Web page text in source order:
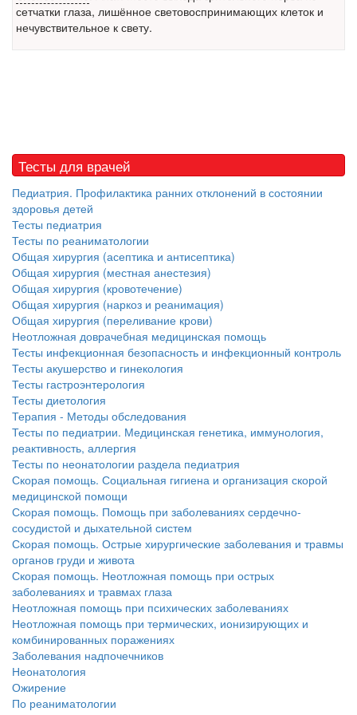
Местная анестезия развивает кардиотоксичность
осложнений от...
Закон о праве родителей находиться с детьми в
реанимации внесен в Госдуму
законопроект внесен в
палату на
рассмотрение. Суть его
заключается в
нахождении одного из
родителей в
бесплатно, в течении всего срока лечения...
сетчатки глаза, лишённое световоспринимающих клеток и
нечувствительное к свету.
Тесты для врачей
Педиатрия. Профилактика ранних отклонений в состоянии
здоровья детей
Тесты педиатрия
Тесты по реаниматологии
Общая хирургия (асептика и антисептика)
Общая хирургия (местная анестезия)
Общая хирургия (кровотечение)
Общая хирургия (наркоз и реанимация)
Общая хирургия (переливание крови)
Неотложная доврачебная медицинская помощь
Тесты инфекционная безопасность и инфекционный контроль
Тесты акушерство и гинекология
Тесты гастроэнтерология
Тесты диетология
Терапия - Методы обследования
Тесты по педиатрии. Медицинская генетика, иммунология,
реактивность, аллергия
Тесты по неонатологии раздела педиатрия
Скорая помощь. Социальная гигиена и организация скорой
медицинской помощи
Скорая помощь. Помощь при заболеваниях сердечно-
сосудистой и дыхательной систем
Скорая помощь. Острые хирургические заболевания и травмы
органов груди и живота
Скорая помощь. Неотложная помощь при острых
заболеваниях и травмах глаза
Неотложная помощь при психических заболеваниях
Неотложная помощь при термических, ионизирующих и
комбинированных поражениях
Заболевания надпочечников
Неонатология
Ожирение
По реаниматологии